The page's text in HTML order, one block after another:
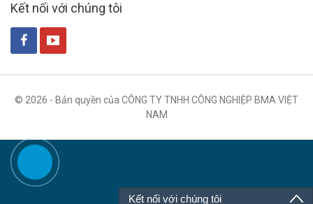
Kết nối với chúng tôi
© 2026 - Bản quyền của CÔNG TY TNHH CÔNG NGHIỆP BMA VIỆT
NAM
Kết nối với chúng tôi